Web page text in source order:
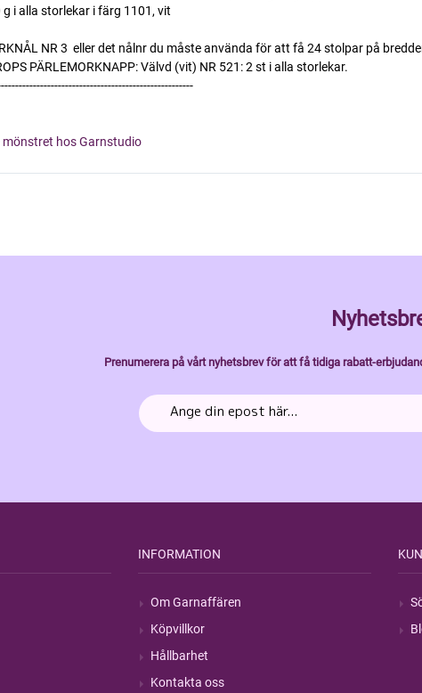
g i alla storlekar i färg 1101, vit
NR 3  eller det nålnr du måste använda för att få 24 stolpar på
PÄRLEMORKNAPP: Välvd (vit) NR 521: 2 st i alla storlekar.
mönstret hos Garnstudio
Prenumerera på vårt nyhetsbrev för att få tidiga rabatt-
INFORMATION
Om Garnaffären
Köpvillkor
Hållbarhet
Kontakta oss